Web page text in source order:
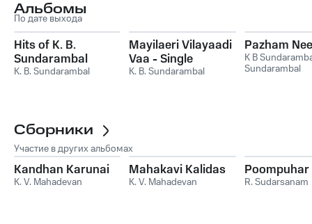
Альбомы
По дате выхода
Hits of K. B.
Sundarambal
K. B. Sundarambal
Mayilaeri Vilayaadi
Vaa - Single
K. B. Sundarambal
Pazham
K B
Sundarambal
Сборники
Участие в других альбомах
Kandhan Karunai
K. V. Mahadevan
Mahakavi Kalidas
K. V. Mahadevan
Poompuhar
R. Sudarsanam